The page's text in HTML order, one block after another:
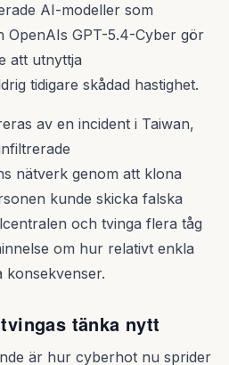
AI-modeller som
OpenAIs GPT-5.4-Cyber gör
att utnyttja
tidigare skådad hastighet.
av en incident i Taiwan,
nätverk genom att klona
kunde skicka falska
och tvinga flera tåg
om hur relativt enkla
tänka nytt
är hur cyberhot nu sprider